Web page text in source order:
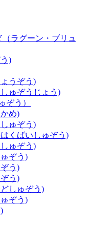
ラグーン・ブリュ
)
うぞう)
ゅぞうじょう)
ぞう）
め)
ゅぞう)
くばいしゅぞう)
ゅぞう)
ぞう)
う)
う)
しゅぞう)
ぞう)